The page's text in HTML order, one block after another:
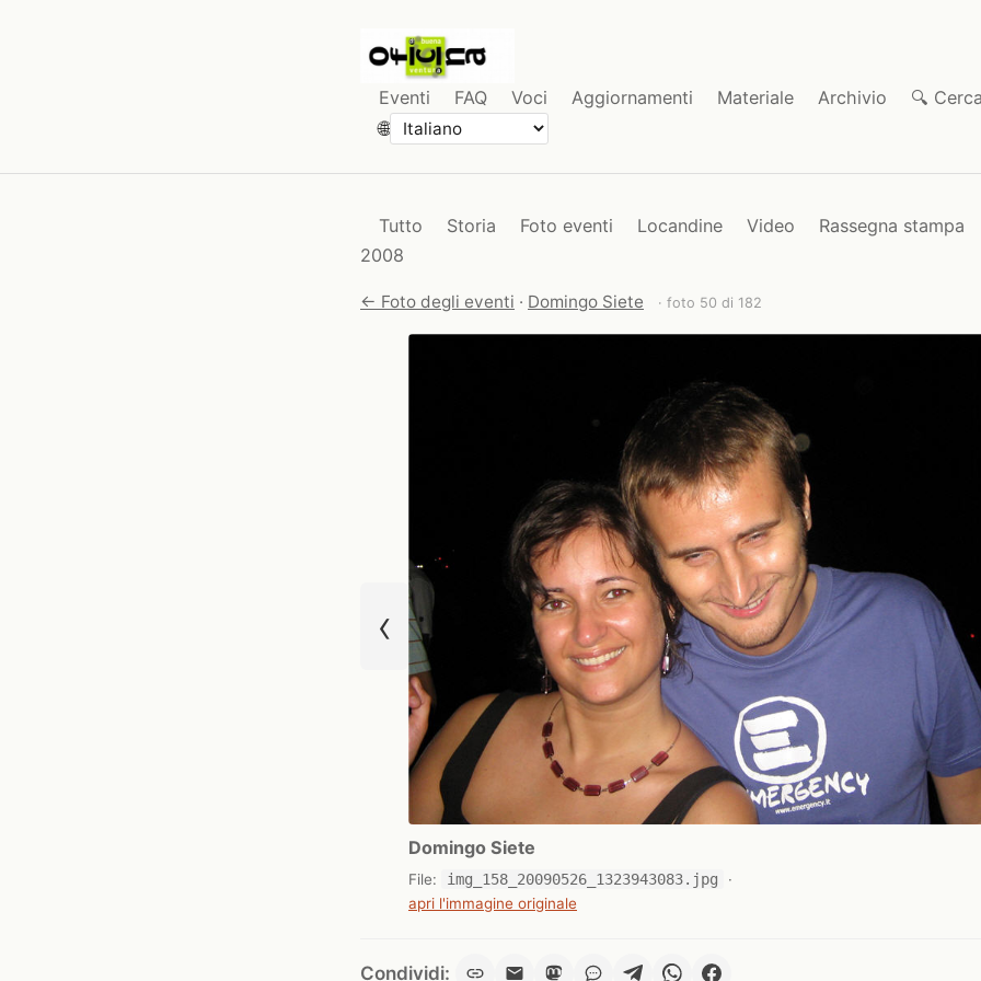
Eventi FAQ Voci Aggiornamenti Materiale Archivio
🔍
🌐
Tutto Storia Foto eventi Locandine Video
Rassegna stampa
2008
← Foto degli eventi · Domingo Siete · foto 50 di 182
‹
Domingo Siete
File: img_158_20090526_1323943083.jpg
·
apri l'immagine originale
Condividi: